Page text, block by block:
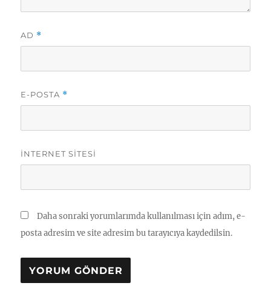
AD *
E-POSTA *
İNTERNET SITESI
Daha sonraki yorumlarımda kullanılması için adım, e-
posta adresim ve site adresim bu tarayıcıya kaydedilsin.